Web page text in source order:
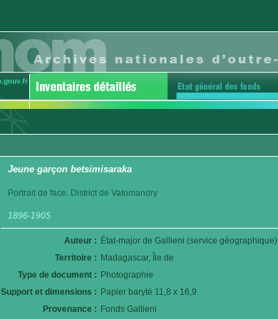
Jeune garçon betsimisaraka
Portrait de face. District de Vatomandry
1896-1905
Auteur : État-major de Gallieni (service géographique)
Territoire : Madagascar, Île de
Type de document : Photographie
Support et dimensions : Papier baryté 11,8 x 16,9
Provenance : Fonds Gallieni